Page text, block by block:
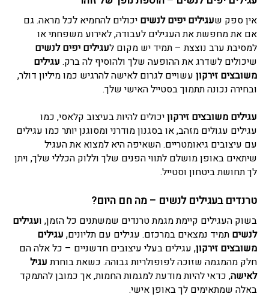
אין ספק שעגילים יפים לנשים יכולים להחמיא לכל מראה. גם
אם את מחפשת את העגילים לעבודה, לאירוע משפחתי או
למסיבת ערב נוצצת – תמיד יש מקום לעגילים יפים לנשים
שיכולים לשדרג את ההופעה שלך ולהוסיף לה ברק. עגילים
משובצים זירקוןעשויים לגרום לאישה להרגיש כמו מיליון דולר,
ובחירה נכונה תתמוך בסטייל האישי שלך.
עגילים משובצים זירקוןיכולים להיות בעיצוב קלאסי, כמו
עגילים עגולים מזהב, או בסגנון מודרני ומסוגנן יותר כמו עגילים
עם עיצובים גיאומטריים. השאיפה היא למצוא את העגיל
שיתאים באופן מושלם לתווי הפנים שלך וללוק הכללי שלך, ויתן
לך תחושת ביטחון וסטייל.
טרנדים בעגילים לנשים – מה חם היום?
בשוק העגילים קיימת מגמת טרנדים שמשתנים כל הזמן, ועגילים
לנשים תמיד נמצאים במרכזם. עגילים עם תליונים, עגילים
משובצים זירקון, עגילים בעלי עיצובים חדשניים – כל אלה הם
חלק מהמגמה שזוכה לפופולריות גבוהה. כשאת בוחרתעגיל
לאישה, כדאי להיות מודעת למגמות החמות, אך כמובן להתמקד
באלה שמתאימים לך באופן אישי.